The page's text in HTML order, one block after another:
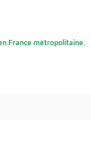
France métropolitaine.